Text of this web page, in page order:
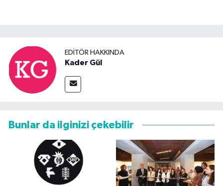
EDITÖR HAKKINDA
Kader Gül
Bunlar da ilginizi çekebilir